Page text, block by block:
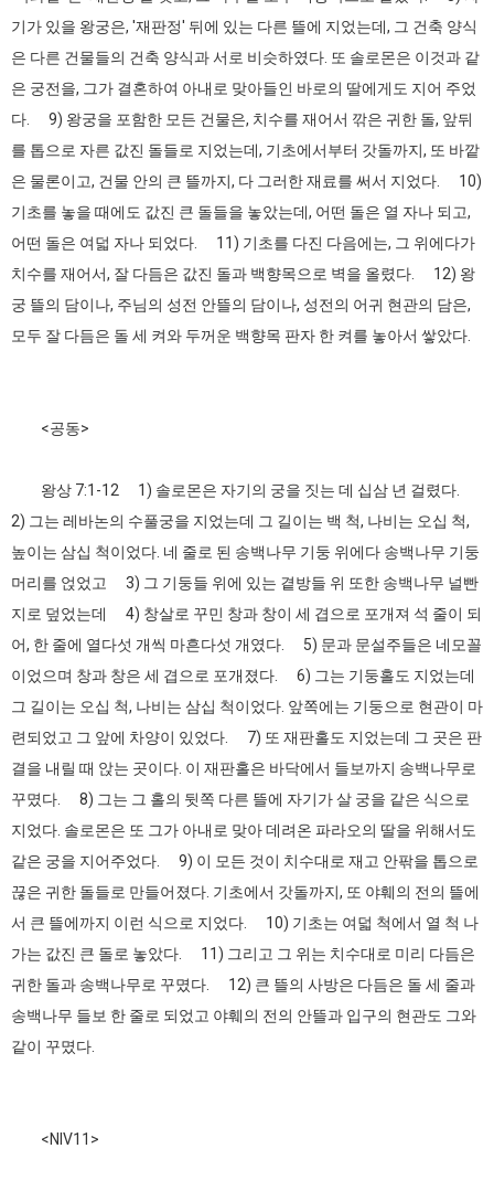
기가 있을 왕궁은, '재판정' 뒤에 있는 다른 뜰에 지었는데, 그 건축 양식
은 다른 건물들의 건축 양식과 서로 비슷하였다. 또 솔로몬은 이것과 같
은 궁전을, 그가 결혼하여 아내로 맞아들인 바로의 딸에게도 지어 주었
다. 9) 왕궁을 포함한 모든 건물은, 치수를 재어서 깎은 귀한 돌, 앞뒤
를 톱으로 자른 값진 돌들로 지었는데, 기초에서부터 갓돌까지, 또 바깥
은 물론이고, 건물 안의 큰 뜰까지, 다 그러한 재료를 써서 지었다. 10)
기초를 놓을 때에도 값진 큰 돌들을 놓았는데, 어떤 돌은 열 자나 되고,
어떤 돌은 여덟 자나 되었다. 11) 기초를 다진 다음에는, 그 위에다가
치수를 재어서, 잘 다듬은 값진 돌과 백향목으로 벽을 올렸다. 12) 왕
궁 뜰의 담이나, 주님의 성전 안뜰의 담이나, 성전의 어귀 현관의 담은,
모두 잘 다듬은 돌 세 켜와 두꺼운 백향목 판자 한 켜를 놓아서 쌓았다.
<공동>
왕상 7:1-12 1) 솔로몬은 자기의 궁을 짓는 데 십삼 년 걸렸다.
2) 그는 레바논의 수풀궁을 지었는데 그 길이는 백 척, 나비는 오십 척,
높이는 삼십 척이었다. 네 줄로 된 송백나무 기둥 위에다 송백나무 기둥
머리를 얹었고 3) 그 기둥들 위에 있는 곁방들 위 또한 송백나무 널빤
지로 덮었는데 4) 창살로 꾸민 창과 창이 세 겹으로 포개져 석 줄이 되
어, 한 줄에 열다섯 개씩 마흔다섯 개였다. 5) 문과 문설주들은 네모꼴
이었으며 창과 창은 세 겹으로 포개졌다. 6) 그는 기둥홀도 지었는데
그 길이는 오십 척, 나비는 삼십 척이었다. 앞쪽에는 기둥으로 현관이 마
련되었고 그 앞에 차양이 있었다. 7) 또 재판홀도 지었는데 그 곳은 판
결을 내릴 때 앉는 곳이다. 이 재판홀은 바닥에서 들보까지 송백나무로
꾸몄다. 8) 그는 그 홀의 뒷쪽 다른 뜰에 자기가 살 궁을 같은 식으로
지었다. 솔로몬은 또 그가 아내로 맞아 데려온 파라오의 딸을 위해서도
같은 궁을 지어주었다. 9) 이 모든 것이 치수대로 재고 안팎을 톱으로
끊은 귀한 돌들로 만들어졌다. 기초에서 갓돌까지, 또 야훼의 전의 뜰에
서 큰 뜰에까지 이런 식으로 지었다. 10) 기초는 여덟 척에서 열 척 나
가는 값진 큰 돌로 놓았다. 11) 그리고 그 위는 치수대로 미리 다듬은
귀한 돌과 송백나무로 꾸몄다. 12) 큰 뜰의 사방은 다듬은 돌 세 줄과
송백나무 들보 한 줄로 되었고 야훼의 전의 안뜰과 입구의 현관도 그와
같이 꾸몄다.
<NIV11>